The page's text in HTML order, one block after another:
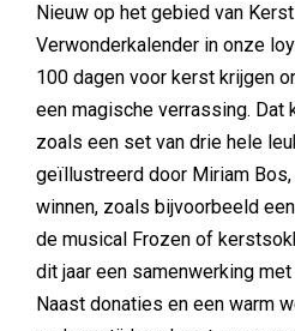
Nieuw op het gebied van
Verwonderkalender in onze
100 dagen voor kerst krijgen
een magische verrassing. Dat
zoals een set van drie hele
geïllustreerd door Miriam
winnen, zoals bijvoorbeeld
de musical Frozen of
dit jaar een samenwerking
Naast donaties en een warm